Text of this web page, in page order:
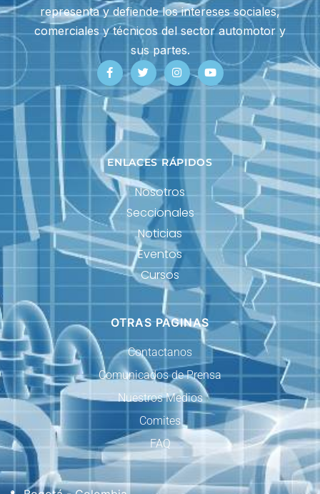
representa y defiende los intereses sociales,
comerciales y técnicos del sector automotor y
sus partes.
ENLACES RÁPIDOS
Nosotros
Seccionales
Noticias
Eventos
Cursos
OTRAS PAGINAS
Contactanos
Comunicados de Prensa
Nuestros Medios
Comites
FAQ